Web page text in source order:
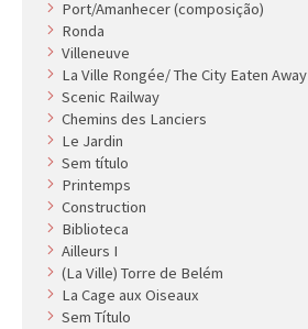
Port/Amanhecer (composição)
Ronda
Villeneuve
La Ville Rongée/ The City Eaten Away
Scenic Railway
Chemins des Lanciers
Le Jardin
Sem título
Printemps
Construction
Biblioteca
Ailleurs I
(La Ville) Torre de Belém
La Cage aux Oiseaux
Sem Título